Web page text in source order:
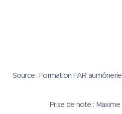
Source : Formation FAR aumônerie
Prise de note : Maxime